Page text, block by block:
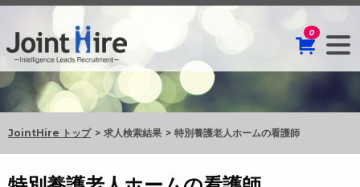
0
JointHire トップ 求人検索結果 特別養護老人ホームの看護師